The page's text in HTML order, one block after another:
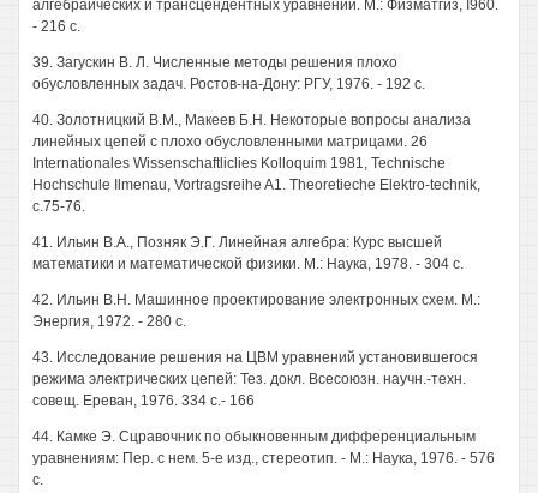
алгебраических и трансцендентных уравнений. М.: Физматгиз, I960.
- 216 с.
39. Загускин В. Л. Численные методы решения плохо
обусловленных задач. Ростов-на-Дону: РГУ, 1976. - 192 с.
40. Золотницкий В.М., Макеев Б.Н. Некоторые вопросы анализа
линейных цепей с плохо обусловленными матрицами. 26
Internationales Wissenschaftliclies Kolloquim 1981, Technische
Hochschule Ilmenau, Vortragsreihe A1. Theoretieche Elektro-technik,
c.75-76.
41. Ильин В.А., Позняк Э.Г. Линейная алгебра: Курс высшей
математики и математической физики. М.: Наука, 1978. - 304 с.
42. Ильин В.Н. Машинное проектирование электронных схем. М.:
Энергия, 1972. - 280 с.
43. Исследование решения на ЦВМ уравнений установившегося
режима электрических цепей: Тез. докл. Всесоюзн. научн.-техн.
совещ. Ереван, 1976. 334 с.- 166
44. Камке Э. Сцравочник по обыкновенным дифференциальным
уравнениям: Пер. с нем. 5-е изд., стереотип. - М.: Наука, 1976. - 576
с.